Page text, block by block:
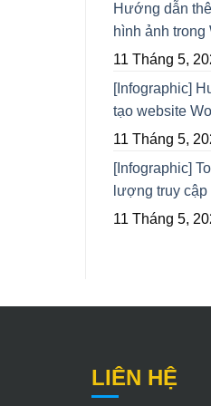
Hướng dẫn
hình ảnh trong
11 Tháng 5,
[Infographic]
tạo website
11 Tháng 5,
[Infographic]
lượng truy
11 Tháng 5,
LIÊN HỆ